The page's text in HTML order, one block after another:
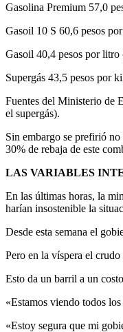
Gasolina Premium 57,0
Gasoil 10 S 60,6 pesos
Gasoil 40,4 pesos por litro
Supergás 43,5 pesos por
Fuentes del Ministerio de
el supergás).
Sin embargo se prefirió
30% de rebaja de este
LAS VARIABLES
En las últimas horas, la
harían insostenible la
Desde esta semana el
Pero en la víspera el
Esto da un barril a un
«Estamos viendo todos
«Estoy segura que mi